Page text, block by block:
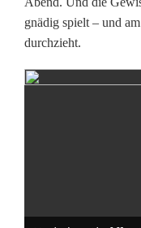
gnädig spielt – und
durchzieht.